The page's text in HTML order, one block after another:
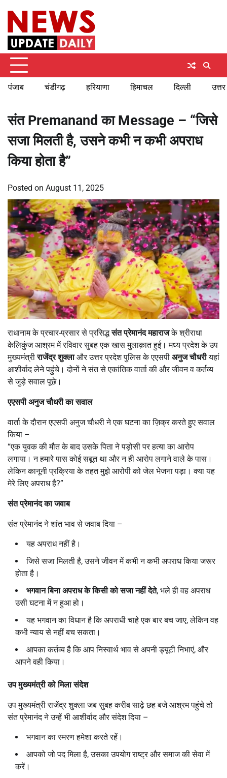
content
पंजाब चंडीगढ़ हरियाणा हिमाचल दिल्ली
संत Premanand का Message – “जिसे
सजा मिलती है, उसने कभी न कभी अपराध
किया होता है”
Posted on August 11, 2025
राधानाम के प्रचार-प्रसार से प्रसिद्धसंत प्रेमानंद महाराजके श्रीराधा
केलिकुंज आश्रम में रविवार सुबह एक खास मुलाक़ात हुई। मध्य प्रदेश के उप
मुख्यमंत्रीराजेंद्र शुक्लाऔर उत्तर प्रदेश पुलिस के एएसपी अनुज चौधरीयहां
आशीर्वाद लेने पहुंचे। दोनों ने संत से एकांतिक वार्ता की और जीवन व कर्तव्य
से जुड़े सवाल पूछे।
एएसपी अनुज चौधरी का सवाल
वार्ता के दौरान एएसपी अनुज चौधरी ने एक घटना का ज़िक्र करते हुए सवाल
किया –
“एक युवक की मौत के बाद उसके पिता ने पड़ोसी पर हत्या का आरोप
लगाया। न हमारे पास कोई सबूत था और न ही आरोप लगाने वाले के पास।
लेकिन कानूनी प्रक्रिया के तहत मुझे आरोपी को जेल भेजना पड़ा। क्या यह
मेरे लिए अपराध है?”
संत प्रेमानंद का जवाब
संत प्रेमानंद ने शांत भाव से जवाब दिया –
यह अपराध नहीं है।
जिसे सजा मिलती है, उसने जीवन में कभी न कभी अपराध किया जरूर
होता है।
भगवान बिना अपराध के किसी को सजा नहीं देते, भले ही वह अपराध
उसी घटना में न हुआ हो।
यह भगवान का विधान है कि अपराधी चाहे एक बार बच जाए, लेकिन वह
कभी न्याय से नहीं बच सकता।
आपका कर्तव्य है कि आप निस्वार्थ भाव से अपनी ड्यूटी निभाएं, और
आपने वही किया।
उप मुख्यमंत्री को मिला संदेश
उप मुख्यमंत्री राजेंद्र शुक्ला जब सुबह करीब साढ़े छह बजे आश्रम पहुंचे तो
संत प्रेमानंद ने उन्हें भी आशीर्वाद और संदेश दिया –
भगवान का स्मरण हमेशा करते रहें।
आपको जो पद मिला है, उसका उपयोग राष्ट्र और समाज की सेवा में
करें।